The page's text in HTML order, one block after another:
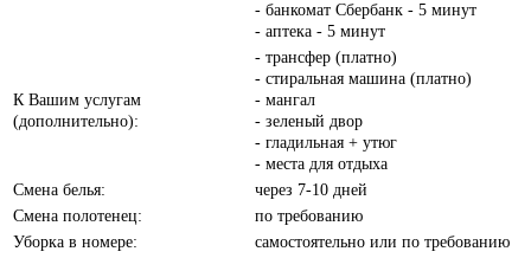
- банкомат Сбербанк - 5 минут
- аптека - 5 минут
К Вашим услугам
(дополнительно):
- трансфер (платно)
- стиральная машина (платно)
- мангал
- зеленый двор
- гладильная + утюг
- места для отдыха
Смена белья:
через 7-10 дней
Смена полотенец:
по требованию
Уборка в номере:
самостоятельно или по требованию